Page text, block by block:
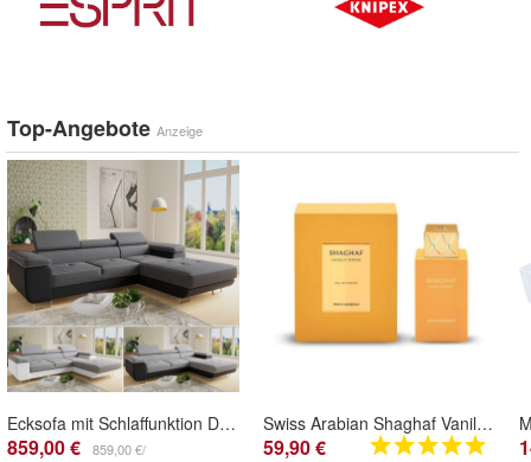
Top-Angebote Anzeige
Ecksofa mit Schlaffunktion DIVO - Sofa, Eckcouch, Kopfteilverstellung, Federkern
859,00 € 859,00 €/
Swiss Arabian Shaghaf Vanilla Toffee Eau de Parfum Unisex 75ML
59,90 €